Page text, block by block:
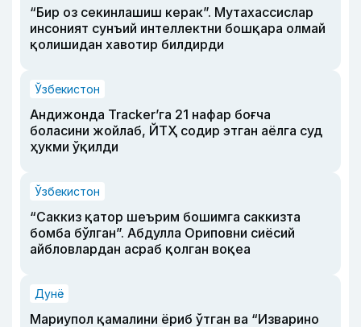
“Бир оз секинлашиш керак”. Мутахассислар
инсоният сунъий интеллектни бошқара олмай
қолишидан хавотир билдирди
Ўзбекистон
Андижонда Tracker’га 21 нафар боғча
боласини жойлаб, ЙТҲ содир этган аёлга суд
ҳукми ўқилди
Ўзбекистон
“Саккиз қатор шеърим бошимга саккизта
бомба бўлган”. Абдулла Ориповни сиёсий
айбловлардан асраб қолган воқеа
Дунё
Мариупол қамалини ёриб ўтган ва “Изварино